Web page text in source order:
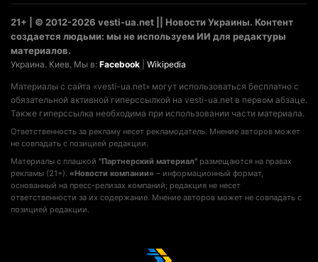
21+ | © 2012-2026 vesti-ua.net || Новости Украины. Контент
создается людьми: мы не используем ИИ для редактуры
материалов.
Украина. Киев. Мы в: Facebook Wikipedia
Материалы с сайта «vesti-ua.net» могут использоваться бесплатно с
обязательной активной гиперссылкой на vesti-ua.net в первом абзаце.
Также гиперссылка необходима при использовании части материала.
Ответственность за рекламу несет рекламодатель. Мнение авторов может
не совпадать с позицией редакции.
Материалы с плашкой "Партнерский материал" размещаются на правах
рекламы (21+). «Новости компании» – информационный формат,
основанный на пресс-релизах компаний; редакция не несет
ответственности за их содержание. Мнение авторов может не совпадать с
позицией редакции.